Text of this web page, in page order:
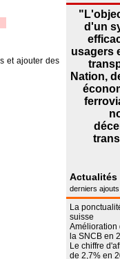
et ajouter des
d'un
usagers
Nation,
Actualités
derniers ajouts
La
suisse
Amélioration
la SNCB en
Le chiffre
de 2,7% en